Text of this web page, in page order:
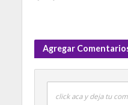
Agregar
click aca y deja tu